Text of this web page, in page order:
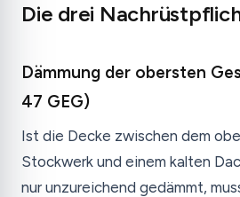
Die drei
Dämmung der obersten
47 GEG)
Ist die Decke zwischen dem
Stockwerk und einem kalten
nur unzureichend gedämmt,